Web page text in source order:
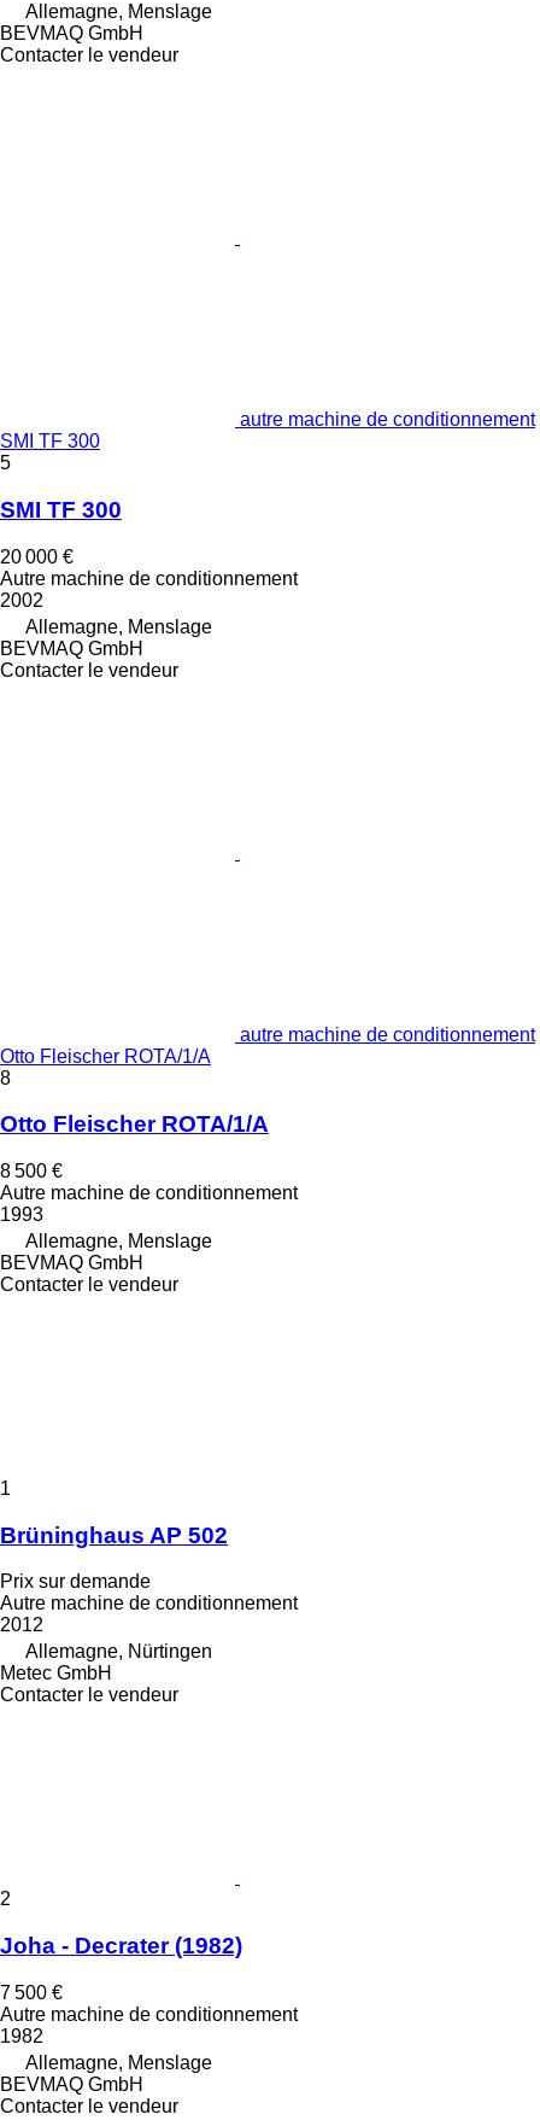
Allemagne, Menslage
BEVMAQ GmbH
Contacter le vendeur
autre machine de conditionnement
SMI TF 300
5
SMI TF 300
20 000 €
Autre machine de conditionnement
2002
Allemagne, Menslage
BEVMAQ GmbH
Contacter le vendeur
autre machine de conditionnement
Otto Fleischer ROTA/1/A
8
Otto Fleischer ROTA/1/A
8 500 €
Autre machine de conditionnement
1993
Allemagne, Menslage
BEVMAQ GmbH
Contacter le vendeur
1
Brüninghaus AP 502
Prix sur demande
Autre machine de conditionnement
2012
Allemagne, Nürtingen
Metec GmbH
Contacter le vendeur
2
Joha - Decrater (1982)
7 500 €
Autre machine de conditionnement
1982
Allemagne, Menslage
BEVMAQ GmbH
Contacter le vendeur